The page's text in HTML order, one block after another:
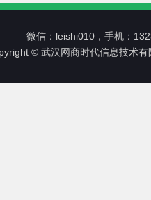
微信：leishi010，手机：
© 武汉网商时代信息技术有